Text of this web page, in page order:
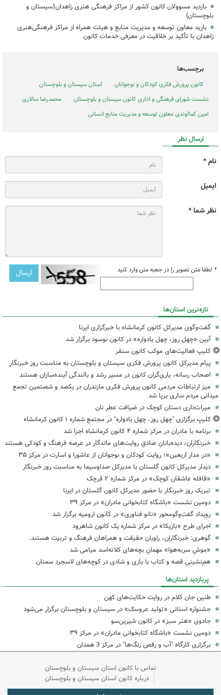
بازدید مسوولان کانون کشور از مراکز فرهنگی هنری زاهدان(سیستان و
بلوچستان)
بازید معاون توسعه و مدیریت منابع و هیئت همراه از مراکز فرهنگی‌هنری
زاهدان با تأکید بر خلاقیت در معرفی خدمات کانون
برچسب‌ها
کانون پرورش فکری کودکان و نوجوانان
استان سیستان و بلوچستان
نشست شورای فرهنگی و اداری کانون سیستان و بلوچستان
محمدرضا سالاری
امین کمالوندی معاون توسعه و مدیریت منابع انسانی
ارسال نظر
نام *
ایمیل
نظر شما *
* لطفا متن تصویر را در جعبه متن وارد کنید
تازه‌ترین استان‌ها
گفت‌وگوی مدیرکل کانون کرمانشاه با خبرگزاری ایرنا
آیین «چهل روز، چهل یادواره» در کانون نوسود برگزار شد
کلیپ فعالیت‌های موکب کانون سنقر
پیام مدیرکل کانون پرورش فکری سیستان و بلوچستان به مناسبت روز خبرنگار
اصحاب رسانه، یاری‌گران کانون در مسیر رشد و بالندگی آینده‌سازان هستند
میز ارتباطات مردمی کانون پرورش فکری مازندران در یکصد و شصتمین تجمع
میدانی مردم ساری برپا شد
میراث‌داری دستان کوچک در ضیافت عطر نان
کلیپ برگزاری "چهل روز، چهل یادواره" در مجتمع شماره ۱ کانون کرمانشاه
برنامه با مادران در مرکز شماره ۴ کانون کرمانشاه اجرا شد
خبرنگاران، دیده‌بانانِ صادقِ روایت‌های ماندگار در عرصه فرهنگ و کودکی هستند
«در مدار اربعین»؛ روایت کودکان و نوجوانان از عاشورا و اسارت در مرکز ۳۵
دیدار مدیرکل کانون گلستان با مدیرکل صداوسیما به مناسبت روز خبرنگار
«قافله عاشقان کوچک» در مرکز شماره ۲ قرچک
تبریک روز خبرنگار با حضور مدیرکل کانون گلستان در ایرنا
دومین نشست «باشگاه کتابخوانی مادران» در مرکز ۳۹
رویداد گفت‌وگومحور «نانو فناوری» در کانون ارومیه برگزار شد
اجرای طرح «بازیکا» در مرکز شماره یک کانون شاهرود
گوهری: خبرنگاران، راویان حقیقت و همراهان فرهنگ و تربیت هستند.
«موشِ سربه‌هوا» مهمانِ بچه‌های کلاته‌اسد میامی شد
هم‌نشینیِ قصه و کتاب با بازی و شادی در کوچه‌های لاسجرد سمنان
پربازدید استان‌ها
طنین جان کلام در روایت حکایت‌های کهن
جشنواره استانی «تولید عروسک» در سیستان و بلوچستان برگزار می‌شود
جادوی «هنر سبز» در کانون شیرین‌سو
دومین نشست «باشگاه کتابخوانی مادران» در مرکز ۳۹
برگزاری کارگاه "آب و رقص رنگ‌ها" در مرکز 3 همدان
تماس با کانون استان سیستان و بلوچستان
درباره کانون استان سیستان و بلوچستان